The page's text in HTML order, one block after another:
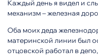
Каждый день я видел и
механизм – железная
Оба моих деда
материнской линии был
отцовской работал в